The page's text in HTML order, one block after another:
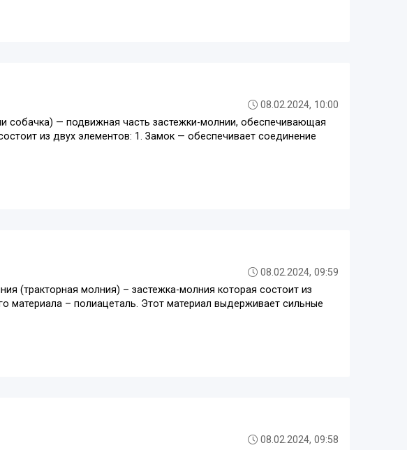
08.02.2024, 10:00
собачка) — подвижная часть застежки-молнии, обеспечивающая
из двух элементов: 1. Замок — обеспечивает соединение
08.02.2024, 09:59
(тракторная молния) – застежка-молния которая состоит из
материала – полиацеталь. Этот материал выдерживает сильные
08.02.2024, 09:58